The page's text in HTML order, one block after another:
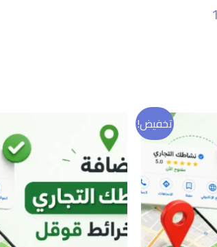
تخفيض!
السعر
الحالي
هو:
900,00 ر.س.
الأصلي
هو:
1.200,00 ر.س.